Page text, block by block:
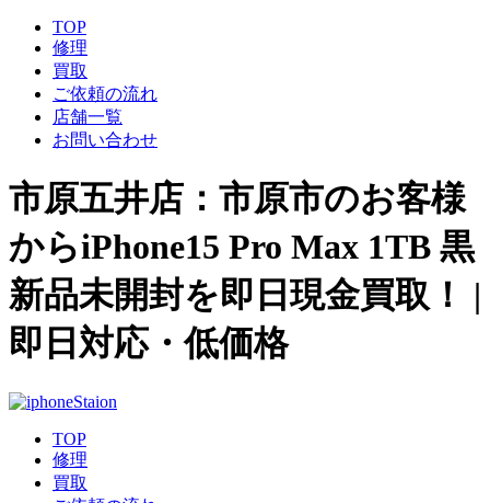
TOP
修理
買取
ご依頼の流れ
店舗一覧
お問い合わせ
市原五井店：市原市のお客様
からiPhone15 Pro Max 1TB 黒
新品未開封を即日現金買取！ |
即日対応・低価格
TOP
修理
買取